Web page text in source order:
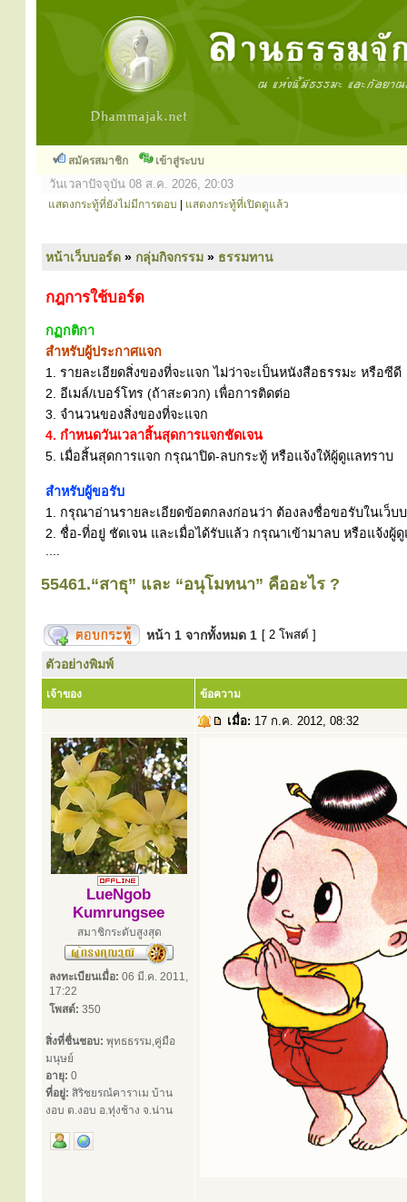
สมัครสมาชิก เข้าสู่ระบบ
วันเวลาปัจจุบัน 08 ส.ค. 2026, 20:03
แสดงกระทู้ที่ยังไม่มีการตอบ แสดงกระทู้ที่เปิดดูแล้ว
หน้าเว็บบอร์ด » กลุ่มกิจกรรม » ธรรมทาน
กฎการใช้บอร์ด
กฏกติกา
สำหรับผู้ประกาศแจก
1. รายละเอียดสิ่งของที่จะแจก ไม่ว่าจะเป็นหนังสือธรรมะ หรือซีดี
2. อีเมล์/เบอร์โทร (ถ้าสะดวก) เพื่อการติดต่อ
3. จำนวนของสิ่งของที่จะแจก
4. กำหนดวันเวลาสิ้นสุดการแจกชัดเจน
5. เมื่อสิ้นสุดการแจก กรุณาปิด-ลบกระทู้ หรือแจ้งให้ผู้ดูแลทราบ
สำหรับผู้ขอรับ
1. กรุณาอ่านรายละเอียดข้อตกลงก่อนว่า ต้องลงชื่อขอรับในเว็บ
2. ชื่อ-ที่อยู่ ชัดเจน และเมื่อได้รับแล้ว กรุณาเข้ามาลบ หรือแจ้ง
55461.“สาธุ” และ “อนุโมทนา” คืออะไร ?
หน้า 1 จากทั้งหมด 1 [ 2 โพสต์ ]
ตัวอย่างพิมพ์
เจ้าของ ข้อความ
เมื่อ: 17 ก.ค. 2012, 08:32
LueNgob
Kumrungsee
สมาชิกระดับสูงสุด
ลงทะเบียนเมื่อ: 06 มี.ค. 2011,
17:22
โพสต์: 350
สิ่งที่ชื่นชอบ: พุทธธรรม,คู่มือ
มนุษย์
อายุ: 0
ที่อยู่: สิริชยรณํคาราเม บ้าน
งอบ ต.งอบ อ.ทุ่งช้าง จ.น่าน